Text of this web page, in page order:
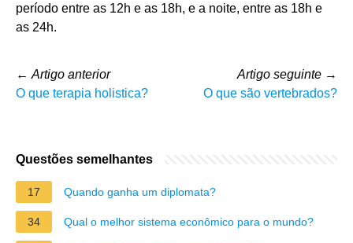
período entre as 12h e as 18h, e a noite, entre as 18h e
as 24h.
← Artigo anterior
O que terapia holistica?
Artigo seguinte →
O que são vertebrados?
Questões semelhantes
17 Quando ganha um diplomata?
34 Qual o melhor sistema econômico para o mundo?